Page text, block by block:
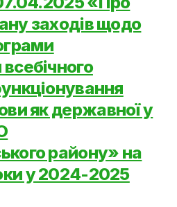
заходiв щодо
як державної у
району» на
у 2024-2025